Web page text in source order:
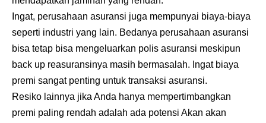
Ingat, perusahaan asuransi juga mempunyai biaya-biaya
seperti industri yang lain. Bedanya perusahaan asuransi
bisa tetap bisa mengeluarkan polis asuransi meskipun
back up reasuransinya masih bermasalah. Ingat biaya
premi sangat penting untuk transaksi asuransi.
Resiko lainnya jika Anda hanya mempertimbangkan
premi paling rendah adalah ada potensi Akan akan